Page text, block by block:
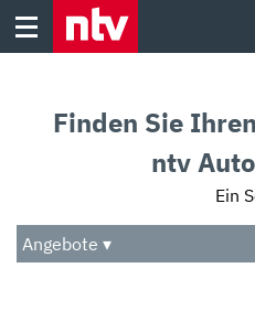
Skip
Audio
Das Beste
Finden Sie
ntv
Ein
Angebote ▾